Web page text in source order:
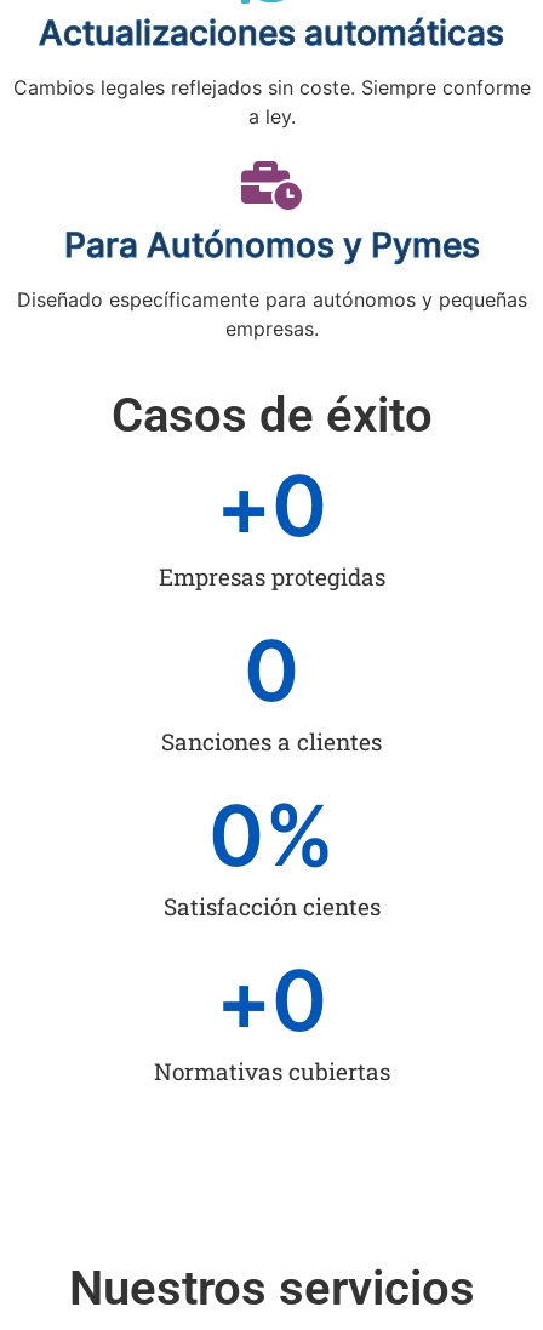
Actualizaciones automáticas
Cambios legales reflejados sin coste. Siempre conforme
a ley.
Para Autónomos y Pymes
Diseñado específicamente para autónomos y pequeñas
empresas.
Casos de éxito
Empresas protegidas
+0
Sanciones a clientes
0
Satisfacción cientes
0%
Normativas cubiertas
+0
Nuestros servicios